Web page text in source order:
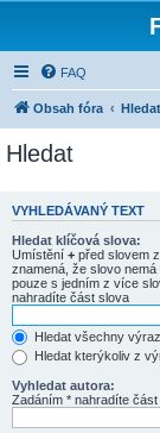
FAQ
Obsah fóra Hledat
Hledat
VYHLEDÁVANÝ TEXT
Hledat klíčová slova:
Umístění + před slovem
znamená, že slovo
pouze s jedním z více
nahradíte část slova
Hledat všechny
Hledat kterýkoliv z
Vyhledat autora:
Zadáním * nahradíte